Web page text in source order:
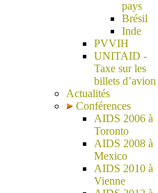
pays
Brésil
Inde
PVVIH
UNITAID -
Taxe sur les
billets d’avion
Actualités
Conférences
AIDS 2006 à
Toronto
AIDS 2008 à
Mexico
AIDS 2010 à
Vienne